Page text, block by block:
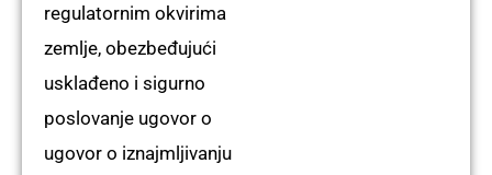
regulatornim okvirima
zemlje, obezbeđujući
usklađeno i sigurno
poslovanje ugovor o
ugovor o iznajmljivanju